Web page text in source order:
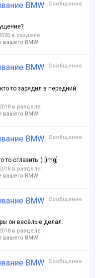
Сообщение
BMW
в разделе:
вашего BMW
Сообщение
BMW
то зарядил в передний
в разделе:
вашего BMW
Сообщение
BMW
сглазить :) [img]
в разделе:
вашего BMW
Сообщение
BMW
он весёлые делал.
в разделе:
вашего BMW
Сообщение
BMW